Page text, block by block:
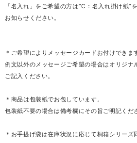
「名入れ」をご希望の方は”C：名入れ掛け紙”
お知らせください。
＊ご希望によりメッセージカードお付けできま
例文以外のメッセージご希望の場合はオリジナ
ご記入ください。
＊商品は包装紙でお包しています。
包装紙不要の場合は備考欄にその旨ご明記くだ
＊お手提げ袋は在庫状況に応じて桐箱シリーズ